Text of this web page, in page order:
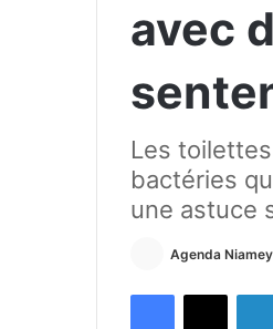
avec
Les
bactéries
une astuce
Agenda Niamey